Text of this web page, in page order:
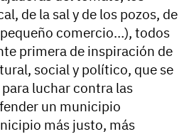
de la sal y de los pozos, de
comercio…), todos
primera de inspiración de
social y político, que se
luchar contra las
un municipio
más justo, más